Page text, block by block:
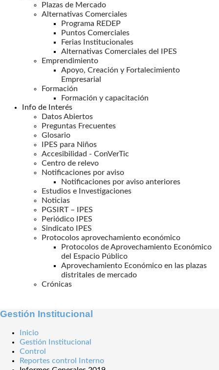
Plazas de Mercado
Alternativas Comerciales
Programa REDEP
Puntos Comerciales
Ferias Institucionales
Alternativas Comerciales del IPES
Emprendimiento
Apoyo, Creación y Fortalecimiento
Empresarial
Formación
Formación y capacitación
Info de Interés
Datos Abiertos
Preguntas Frecuentes
Glosario
IPES para Niños
Accesibilidad - ConVerTic
Centro de relevo
Notificaciones por aviso
Notificaciones por aviso anteriores
Estudios e Investigaciones
Noticias
PGSIRT – IPES
Periódico IPES
Sindicato IPES
Protocolos aprovechamiento económico
Protocolos de Aprovechamiento Económico
del Espacio Público
Aprovechamiento Económico en las plazas
distritales de mercado
Crónicas
Gestión Institucional
Inicio
Gestión Institucional
Control
Reportes control Interno